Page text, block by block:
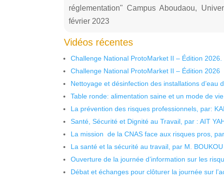
réglementation" Campus Aboudaou,
février 2023
Vidéos récentes
Challenge National ProtoMarket II – Édition 2026.
Challenge National ProtoMarket II – Édition 2026
Nettoyage et désinfection des installations d’eau
Table ronde: alimentation saine et un mode de
La prévention des risques professionnels, par:
Santé, Sécurité et Dignité au Travail, par : AIT
La mission de la CNAS face aux risques pros,
La santé et la sécurité au travail, par M. BOUKOU
Ouverture de la journée d’information sur les
Débat et échanges pour clôturer la journée sur